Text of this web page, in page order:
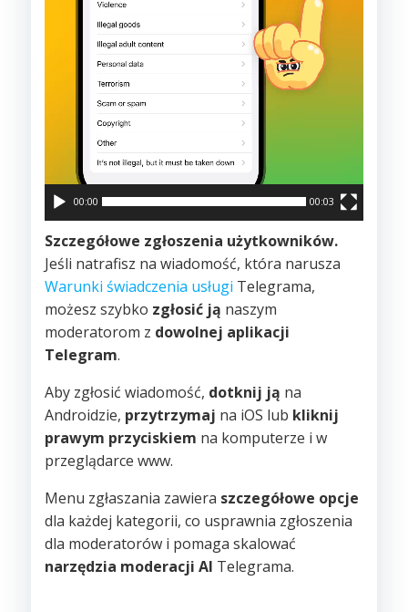
00:00 00:03
Szczegółowe zgłoszenia użytkowników.
Jeśli natrafisz na wiadomość, która narusza
Warunki świadczenia usługi Telegrama,
możesz szybko zgłosić ją naszym
moderatorom z dowolnej aplikacji
Telegram.
Aby zgłosić wiadomość, dotknij ją na
Androidzie, przytrzymaj na iOS lub kliknij
prawym przyciskiem na komputerze i w
przeglądarce www.
Menu zgłaszania zawiera szczegółowe opcje
dla każdej kategorii, co usprawnia zgłoszenia
dla moderatorów i pomaga skalować
narzędzia moderacji AI Telegrama.